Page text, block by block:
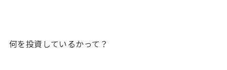
何を投資しているかって？